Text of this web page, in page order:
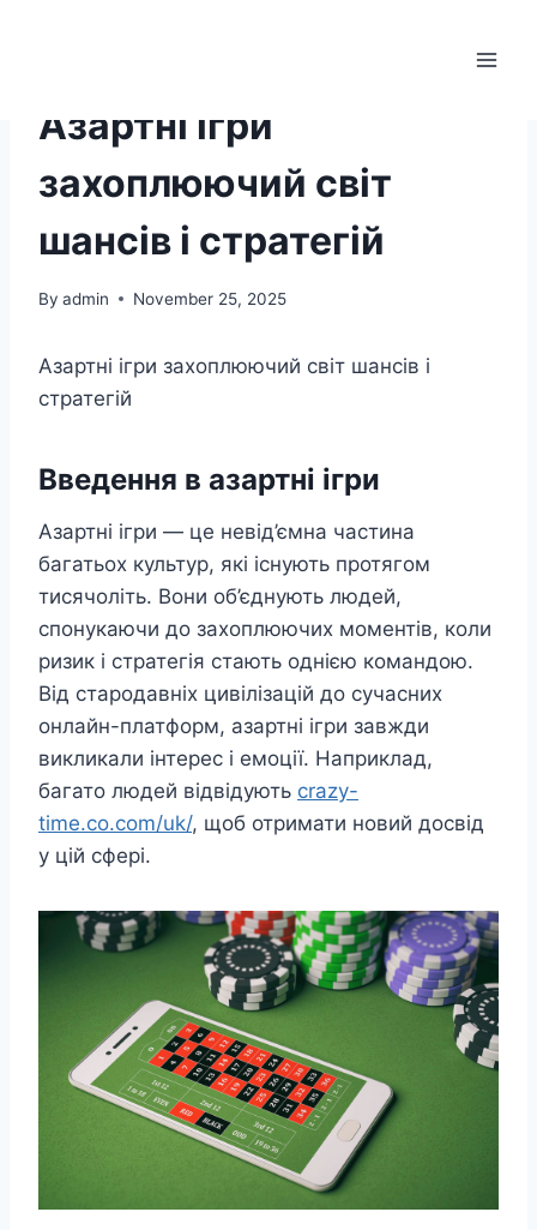
Азартні ігри
захоплюючий світ
шансів і стратегій
By admin November 25, 2025
Азартні ігри захоплюючий світ шансів і
стратегій
Введення в азартні ігри
Азартні ігри — це невід’ємна частина
багатьох культур, які існують протягом
тисячоліть. Вони об’єднують людей,
спонукаючи до захоплюючих моментів, коли
ризик і стратегія стають однією командою.
Від стародавніх цивілізацій до сучасних
онлайн-платформ, азартні ігри завжди
викликали інтерес і емоції. Наприклад,
багато людей відвідують crazy-
time.co.com/uk/, щоб отримати новий досвід
у цій сфері.